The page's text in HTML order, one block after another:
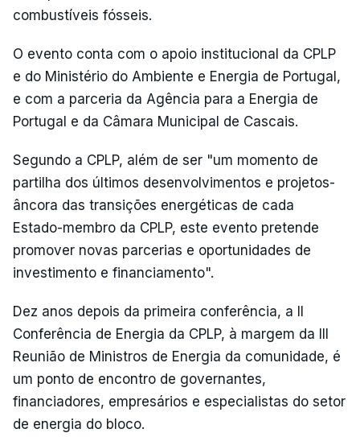
combustíveis fósseis.
O evento conta com o apoio institucional da CPLP
e do Ministério do Ambiente e Energia de Portugal,
e com a parceria da Agência para a Energia de
Portugal e da Câmara Municipal de Cascais.
Segundo a CPLP, além de ser "um momento de
partilha dos últimos desenvolvimentos e projetos-
âncora das transições energéticas de cada
Estado-membro da CPLP, este evento pretende
promover novas parcerias e oportunidades de
investimento e financiamento".
Dez anos depois da primeira conferência, a II
Conferência de Energia da CPLP, à margem da III
Reunião de Ministros de Energia da comunidade, é
um ponto de encontro de governantes,
financiadores, empresários e especialistas do setor
de energia do bloco.